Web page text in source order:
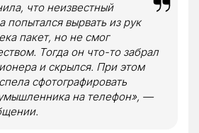
что неизвестный
попытался вырвать из рук
пакет, но не смог
Тогда он что-то забрал
и скрылся. При этом
сфотографировать
на телефон», —